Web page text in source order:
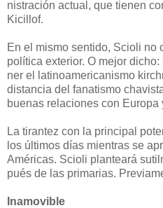
nis­tra­ción ac­tual, que tienen
Kicillof.
En el mis­mo sen­ti­do, Scio­li no
po­lí­ti­ca ex­te­rior. O me­jor
ner el la­ti­noa­me­ri­ca­nis­mo
distancia del fa­na­tis­mo
bue­nas re­la­cio­nes con
La ti­ran­tez con la prin­ci­pal
los úl­ti­mos días mientras se
Amé­ri­cas. Scio­li plan­tea­rá
pués de las pri­ma­rias.
Inamovible